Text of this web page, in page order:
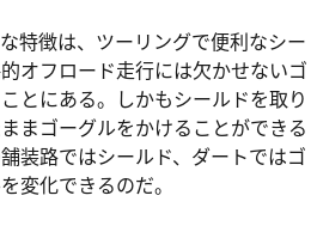
特徴は、ツーリングで便利なシー
オフロード走行には欠かせないゴ
とにある。しかもシールドを取り
まゴーグルをかけることができる
装路ではシールド、ダートではゴ
変化できるのだ。